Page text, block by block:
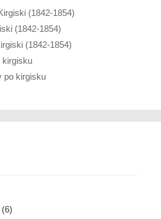
(1842-1854)
(1842-1854)
(1842-1854)
kirgisku
po kirgisku
(6)